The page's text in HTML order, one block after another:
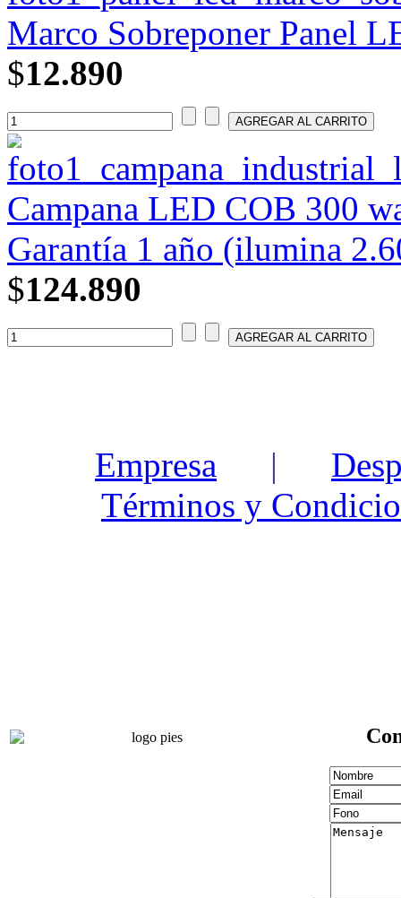
Marco Sobreponer Panel
$12.890
Campana LED COB 300
Garantía 1 año (ilumina
$124.890
Empresa |
Términos y